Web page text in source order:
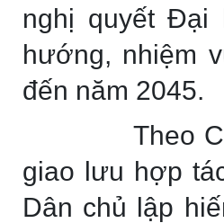
nghị quyết Đại
hướng, nhiệm
đến năm 2045.
Theo
giao lưu hợp
Dân chủ lập